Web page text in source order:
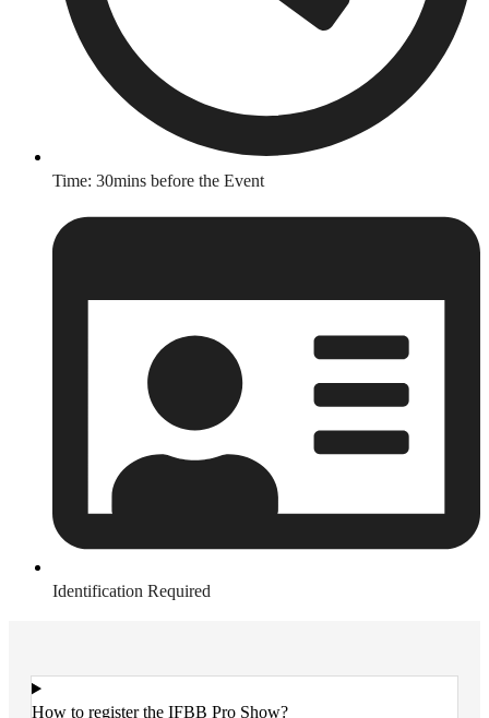
Time: 30mins before the Event
Identification Required
How to register the IFBB Pro Show?